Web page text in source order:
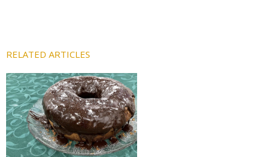
RELATED ARTICLES